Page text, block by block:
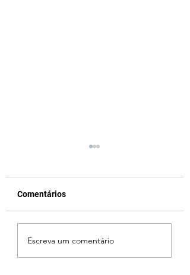
MPMG tenta barrar
gastos de R$ 1,8 milhão
com shows da Festa da
Comentários
Escreva um comentário